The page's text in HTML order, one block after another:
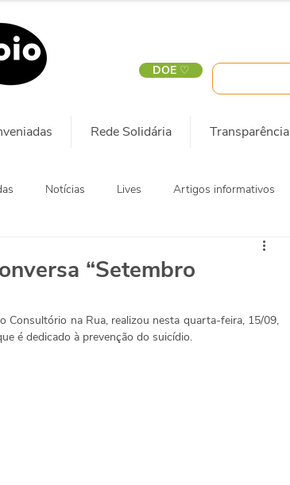
DOE ♡
Rede Solidária Transparência
Notícias Lives Artigos informativos
“Setembro
Consultório na Rua, realizou nesta quarta-feira, 15/09,
é dedicado à prevenção do suicídio.